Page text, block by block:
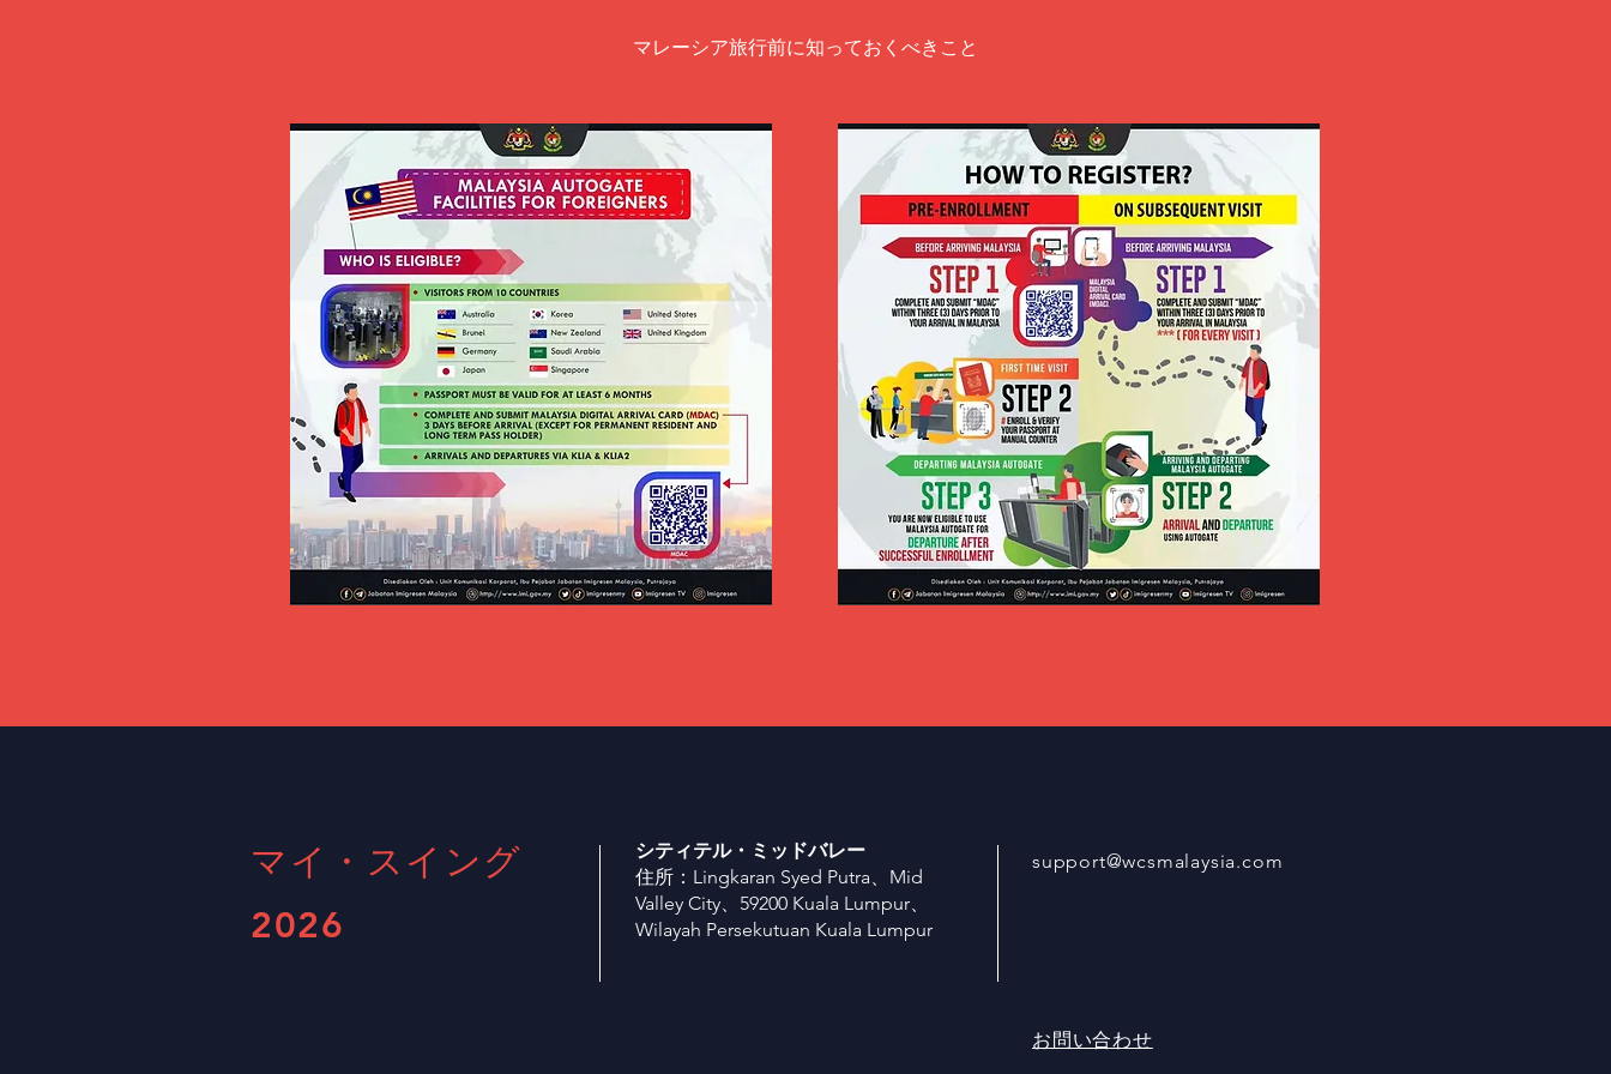
マレーシア旅行前に知っておくべきこと
マイ・スイング
2026
シティテル・ミッドバレー
住所：Lingkaran Syed Putra、Mid
Valley City、59200 Kuala Lumpur、
Wilayah Persekutuan Kuala Lumpur
support@wcsmalaysia.com
お問い合わせ